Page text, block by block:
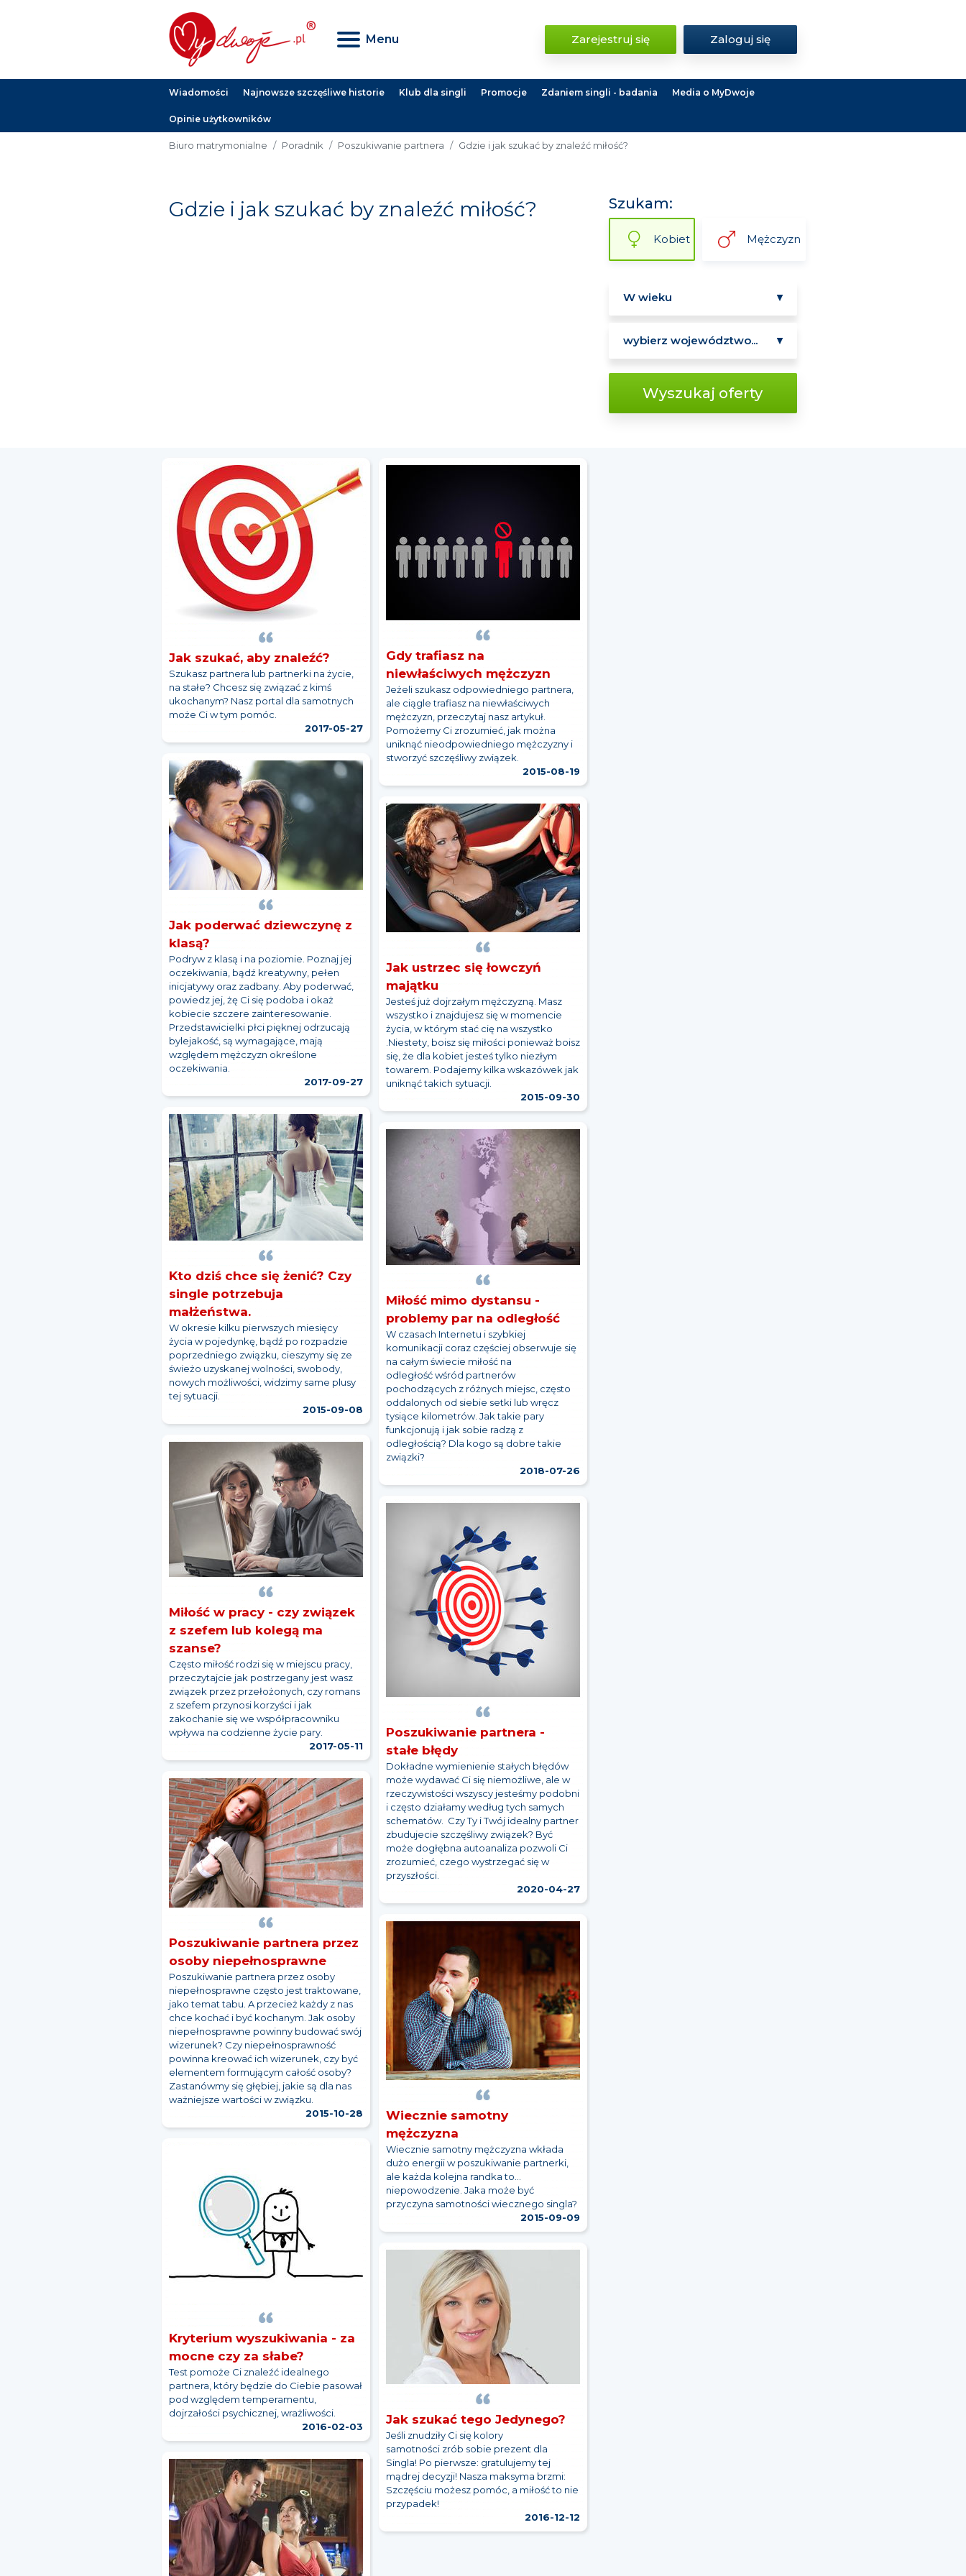
Menu Zarejestruj się Zaloguj się
Wiadomości Najnowsze szczęśliwe historie Klub dla singli Promocje Zdaniem singli - badania Media o MyDwoje
Opinie użytkowników
Biuro matrymonialne Poradnik Poszukiwanie partnera Gdzie i jak szukać by znaleźć miłość?
Szukam:
Kobiet Mężczyzn
Wyszukaj oferty
Gdzie i jak szukać by znaleźć miłość?
Jak szukać, aby znaleźć?
Szukasz partnera lub partnerki na życie,
na stałe? Chcesz się związać z kimś
ukochanym? Nasz portal dla samotnych
może Ci w tym pomóc.
2017-05-27
Gdy trafiasz na
niewłaściwych mężczyzn
Jeżeli szukasz odpowiedniego partnera,
ale ciągle trafiasz na niewłaściwych
mężczyzn, przeczytaj nasz artykuł.
Pomożemy Ci zrozumieć, jak można
uniknąć nieodpowiedniego mężczyzny i
stworzyć szczęśliwy związek.
2015-08-19
Jak poderwać dziewczynę z
klasą?
Podryw z klasą i na poziomie. Poznaj jej
oczekiwania, bądź kreatywny, pełen
inicjatywy oraz zadbany. Aby poderwać,
powiedz jej, żę Ci się podoba i okaż
kobiecie szczere zainteresowanie.
Przedstawicielki płci pięknej odrzucają
bylejakość, są wymagające, mają
względem mężczyzn określone
oczekiwania.
2017-09-27
Jak ustrzec się łowczyń
majątku
Jesteś już dojrzałym mężczyzną. Masz
wszystko i znajdujesz się w momencie
życia, w którym stać cię na wszystko
.Niestety, boisz się miłości ponieważ boisz
się, że dla kobiet jesteś tylko niezłym
towarem. Podajemy kilka wskazówek jak
uniknąć takich sytuacji.
2015-09-30
Kto dziś chce się żenić? Czy
single potrzebuja
małżeństwa.
W okresie kilku pierwszych miesięcy
życia w pojedynkę, bądź po rozpadzie
poprzedniego związku, cieszymy się ze
świeżo uzyskanej wolności, swobody,
nowych możliwości, widzimy same plusy
tej sytuacji.
2015-09-08
Miłość mimo dystansu -
problemy par na odległość
W czasach Internetu i szybkiej
komunikacji coraz częściej obserwuje się
na całym świecie miłość na
odległość wśród partnerów
pochodzących z różnych miejsc, często
oddalonych od siebie setki lub wręcz
tysiące kilometrów. Jak takie pary
funkcjonują i jak sobie radzą z
odległością? Dla kogo są dobre takie
związki?
2018-07-26
Miłość w pracy - czy związek
z szefem lub kolegą ma
szanse?
Często miłość rodzi się w miejscu pracy,
przeczytajcie jak postrzegany jest wasz
związek przez przełożonych, czy romans
z szefem przynosi korzyści i jak
zakochanie się we współpracowniku
wpływa na codzienne życie pary.
2017-05-11
Poszukiwanie partnera -
stałe błędy
Dokładne wymienienie stałych błędów
może wydawać Ci się niemożliwe, ale w
rzeczywistości wszyscy jesteśmy podobni
i często działamy według tych samych
schematów. Czy Ty i Twój idealny partner
zbudujecie szczęśliwy związek? Być
może dogłębna autoanaliza pozwoli Ci
zrozumieć, czego wystrzegać się w
przyszłości.
2020-04-27
Poszukiwanie partnera przez
osoby niepełnosprawne
Poszukiwanie partnera przez osoby
niepełnosprawne często jest traktowane,
jako temat tabu. A przecież każdy z nas
chce kochać i być kochanym. Jak osoby
niepełnosprawne powinny budować swój
wizerunek? Czy niepełnosprawność
powinna kreować ich wizerunek, czy być
elementem formującym całość osoby?
Zastanówmy się głębiej, jakie są dla nas
ważniejsze wartości w związku.
2015-10-28
Wiecznie samotny
mężczyzna
Wiecznie samotny mężczyzna wkłada
dużo energii w poszukiwanie partnerki,
ale każda kolejna randka to...
niepowodzenie. Jaka może być
przyczyna samotności wiecznego singla?
2015-09-09
Kryterium wyszukiwania - za
mocne czy za słabe?
Test pomoże Ci znaleźć idealnego
partnera, który będzie do Ciebie pasował
pod względem temperamentu,
dojrzałości psychicznej, wrażliwości.
2016-02-03
Jak szukać tego Jedynego?
Jeśli znudziły Ci się kolory
samotności zrób sobie prezent dla
Singla! Po pierwsze: gratulujemy tej
mądrej decyzji! Nasza maksyma brzmi:
Szczęściu możesz pomóc, a miłość to nie
przypadek!
2016-12-12